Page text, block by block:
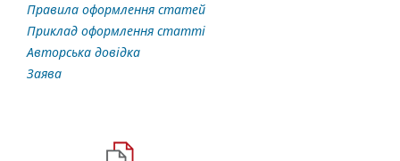
Правила оформлення статей
Приклад оформлення статті
Авторська довідка
Заява